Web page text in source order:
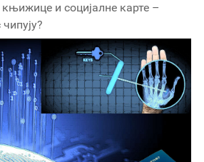
и социјалне карте –